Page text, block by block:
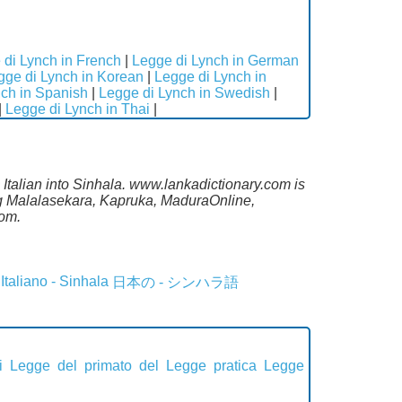
di Lynch in French
Legge di Lynch in German
di Lynch in Korean
Legge di Lynch in
in Spanish Legge di Lynch in Swedish
Legge di Lynch in Thai
into Sinhala. www.lankadictionary.com is
Kapruka, MaduraOnline,
Italiano - Sinhala 日本の - シンハラ語
Legge del primato del Legge pratica
Legge